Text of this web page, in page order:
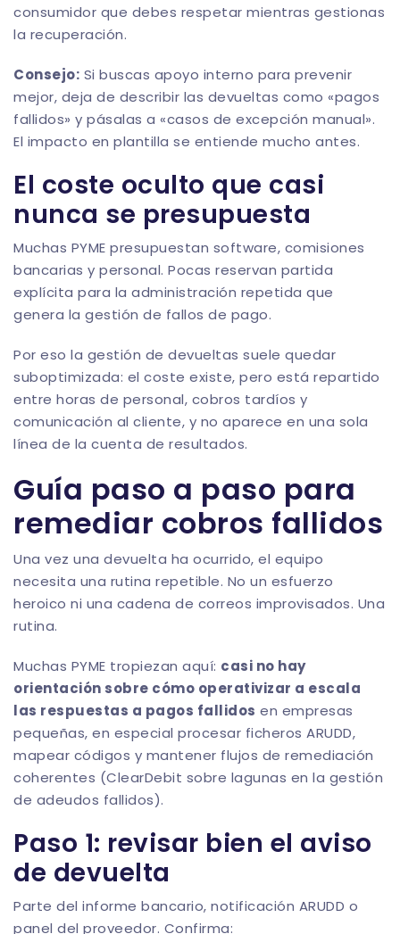
consumidor que debes respetar mientras gestionas
la recuperación.
Consejo: Si buscas apoyo interno para prevenir
mejor, deja de describir las devueltas como «pagos
fallidos» y pásalas a «casos de excepción manual».
El impacto en plantilla se entiende mucho antes.
El coste oculto que casi
nunca se presupuesta
Muchas PYME presupuestan software, comisiones
bancarias y personal. Pocas reservan partida
explícita para la administración repetida que
genera la gestión de fallos de pago.
Por eso la gestión de devueltas suele quedar
suboptimizada: el coste existe, pero está repartido
entre horas de personal, cobros tardíos y
comunicación al cliente, y no aparece en una sola
línea de la cuenta de resultados.
Guía paso a paso para
remediar cobros fallidos
Una vez una devuelta ha ocurrido, el equipo
necesita una rutina repetible. No un esfuerzo
heroico ni una cadena de correos improvisados. Una
rutina.
Muchas PYME tropiezan aquí: casi no hay
orientación sobre cómo operativizar a escala
las respuestas a pagos fallidos en empresas
pequeñas, en especial procesar ficheros ARUDD,
mapear códigos y mantener flujos de remediación
coherentes (ClearDebit sobre lagunas en la gestión
de adeudos fallidos).
Paso 1: revisar bien el aviso
de devuelta
Parte del informe bancario, notificación ARUDD o
panel del proveedor. Confirma: